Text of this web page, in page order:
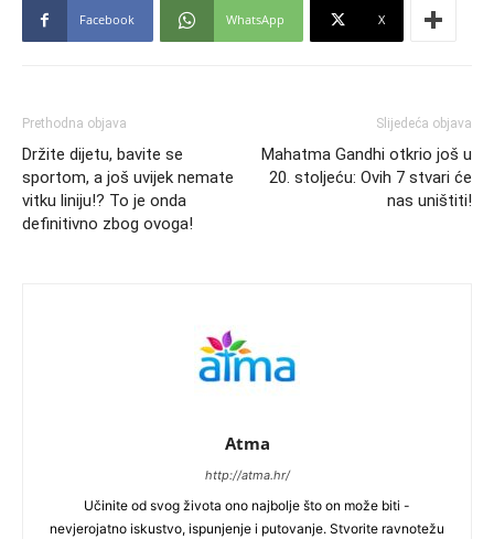
Facebook WhatsApp X
Prethodna objava
Držite dijetu, bavite se
sportom, a još uvijek nemate
vitku liniju!? To je onda
definitivno zbog ovoga!
Slijedeća objava
Mahatma Gandhi otkrio još u
20. stoljeću: Ovih 7 stvari će
nas uništiti!
Atma
http://atma.hr/
Učinite od svog života ono najbolje što on može biti -
nevjerojatno iskustvo, ispunjenje i putovanje. Stvorite ravnotežu